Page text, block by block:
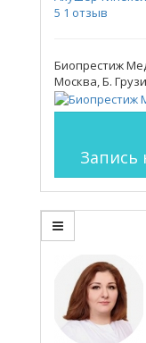
5 1 отзыв
Биопрестиж
Москва, Б.
Запись